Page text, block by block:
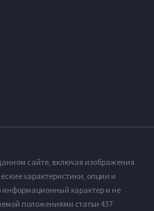
сайте, включая изображения
характеристики, опции и
характер и не
положениями статьи 437